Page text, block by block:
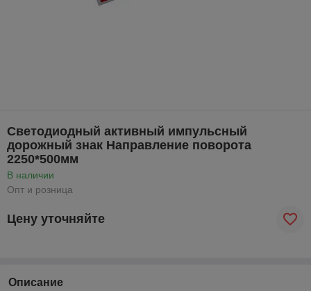
Светодиодный активный импульсный
дорожный знак Направление поворота
2250*500мм
В наличии
Опт и розница
Цену уточняйте
Описание